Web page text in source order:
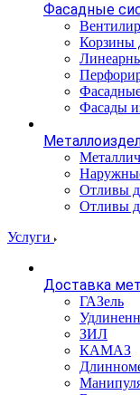
Фасадные
Корзины
Фасады
Отливы
Отливы
Услуги
Доставка
ГАЗель
ЗИЛ
КАМАЗ